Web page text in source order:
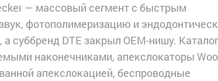
— массовый сегмент с быстрым
фотополимеризацию и
DTE закрыл OEM-нишу.
наконечниками, апекслокаторы
апекслокацией, беспроводные